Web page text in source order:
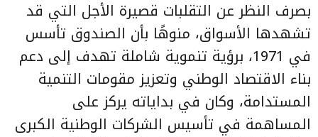
بصرف النظر عن التقلبات قصيرة الأجل التي قد
تشهدها الأسواق، منوهًا بأن الصندوق تأسس
في 1971، برؤية تنموية شاملة تهدف إلى دعم
بناء الاقتصاد الوطني وتعزيز مقومات التنمية
المستدامة، وكان في بداياته يركز على
المساهمة في تأسيس الشركات الوطنية الكبرى